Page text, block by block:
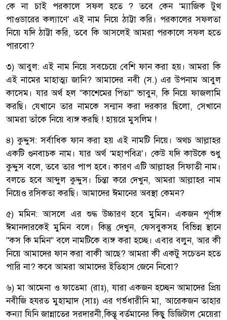
কে না চাই পরকালে সফল হতে ? তবে কেন ‘ম্যাজিক টুথ
পাওডারের কল্যাণে’ এই নাম নিয়ে ঠাট্টা করি। পরকালের সফলতা
নিয়ে যদি ঠাট্টা করি, তবে কি আসলেই আমরা পরকালে সফল হতে
পারবো?
৩) আবুল: এই নাম নিয়ে সবচেয়ে বেশি ফান করা হয়। আমরা কি
এই নামের মাহাত্ম্য জানি? আমাদের নবী (স.) এর উপনাম আবুল
কাসেম। যার অর্থ হল "কাশেমের পিতা" ভাবুন, কি নিয়ে ফাজলামি
করছি। যেখানে তার নামকে সন্মান করা দরকার ছিলো, সেখানে
আমরা তাঁকে নিয়ে ব্যঙ্গ করছি ! হায়রে মুসলিম !
৪) কুদ্দুস: সর্বাধিক ফান করা হয় এই নামটি নিয়ে। অথচ আল্লাহর
একটি গুনবাচক নাম। যার অর্থ ‘মহাপবিত্র’। কেউ যদি কাউকে শুধু
কুদ্দুস বলে, তবে তার পাপ হবে। কারণ এটি আল্লাহর সিফাতী নাম।
বলতে হবে আব্দুল কুদ্দুস। চিন্তা করে দেখুন, আমরা আল্লাহর নাম
নিয়েও রসিকতা করছি। আমাদের ঈমানের অবস্থা কেমন?
৫) মমিন: আসলে এর শুদ্ধ উচ্চারণ হবে মুমিন। একজন পূর্ণাঙ্গ
ঈমানদারকেই মুমিন বলে। কিন্তু দেখুন, ফেসবুকসহ বিভিন্ন স্থানে
"কস কি মমিন" বলে নামটিকে ব্যঙ্গ করা হচ্ছে। এবার বলুন, আর কী
নিয়ে আমাদের ফান করা বাকী আছে? আমরা কী একটু সচেতন হতে
পারি না? কবে আমরা আমাদের ইতিহাস জেনে নিবো?
৬) মা আমেনা ও ফাতেমা (রাঃ), যারা একজন হচ্ছেন আমাদের প্রিয়
নবীজি হযরত মুহাম্মাদ (সাঃ) এর গর্ভধারীনি মা, আরেকজন তাহার
কন্যা যিনি জান্নাতের সরদারনী,কিন্তূ বর্তমানের কিছু ডিজিটাল মেয়েরা